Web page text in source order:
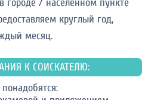
городе / населенном пункте
круглый год,
месяц.
К СОИСКАТЕЛЮ: